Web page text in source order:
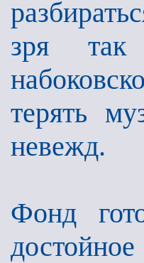
зря так
терять
невежд.
Фонд